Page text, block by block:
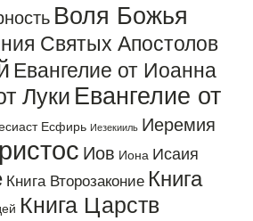
Воля Божья
Святых Апостолов
Евангелие от Иоанна
Луки Евангелие от
Есфирь Иезекииль Иеремия
Иов Иона Исаия
Книга Второзаконие Книга
Книга Царств